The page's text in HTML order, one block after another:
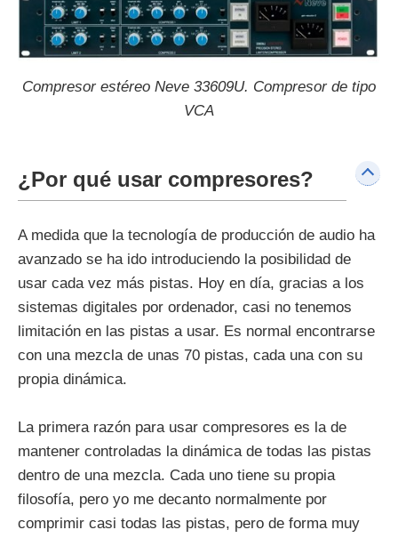
Compresor estéreo Neve 33609U. Compresor de tipo
VCA
¿Por qué usar compresores?
A medida que la tecnología de producción de audio ha
avanzado se ha ido introduciendo la posibilidad de
usar cada vez más pistas. Hoy en día, gracias a los
sistemas digitales por ordenador, casi no tenemos
limitación en las pistas a usar. Es normal encontrarse
con una mezcla de unas 70 pistas, cada una con su
propia dinámica.
La primera razón para usar compresores es la de
mantener controladas la dinámica de todas las pistas
dentro de una mezcla. Cada uno tiene su propia
filosofía, pero yo me decanto normalmente por
comprimir casi todas las pistas, pero de forma muy